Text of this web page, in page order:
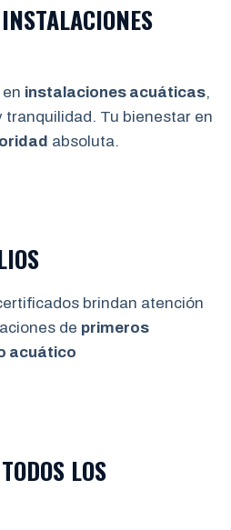
instalaciones acuáticas,
tranquilidad. Tu bienestar en
absoluta.
brindan atención
de primeros
acuático
LOS